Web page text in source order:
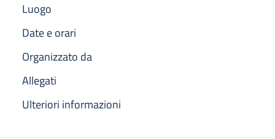
Luogo
Date e orari
Organizzato da
Allegati
Ulteriori informazioni